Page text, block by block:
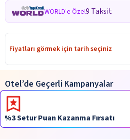
WORLD'e Özel9 Taksit
Fiyatları görmek için tarih seçiniz
Otel’de Geçerli Kampanyalar
%3 Setur Puan Kazanma Fırsatı